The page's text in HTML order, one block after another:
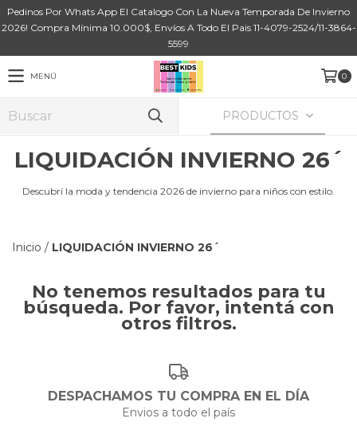
Pedinos Por Whats App El Catalogo Con La Nueva Temporada De Invierno
2026! Compra Mínima 10.000$, Envíos A Todo El Pais 11-4079-2524/11-3864-
5599
MENÚ 0
PRODUCTOS
LIQUIDACIÓN INVIERNO 26´
Descubrí la moda y tendencia 2026 de invierno para niños con estilo.
Inicio / LIQUIDACIÓN INVIERNO 26´
No tenemos resultados para tu
búsqueda. Por favor, intentá con
otros filtros.
DESPACHAMOS TU COMPRA EN EL DÍA
Envios a todo el país